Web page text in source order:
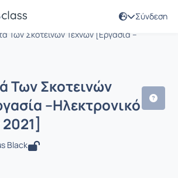
Σύνδεση
Των Σκοτεινών Τεχνών [Εργασία –
Κατά Των Σκοτεινών
Των Σκοτεινών
–Ηλεκτρονικό
2021]
Black